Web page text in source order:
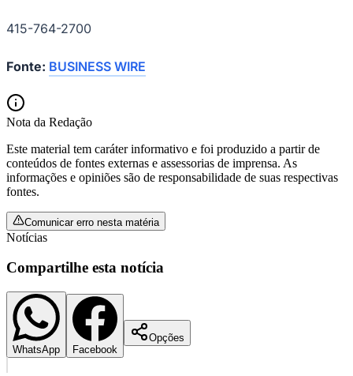
Corinthians
415-764-2700
Fonte: BUSINESS WIRE
Nota da Redação
Este material tem caráter informativo e foi produzido a partir de
conteúdos de fontes externas e assessorias de imprensa. As
informações e opiniões são de responsabilidade de suas respectivas
fontes.
Comunicar erro nesta matéria
Notícias
Compartilhe esta notícia
WhatsApp Facebook
Opções